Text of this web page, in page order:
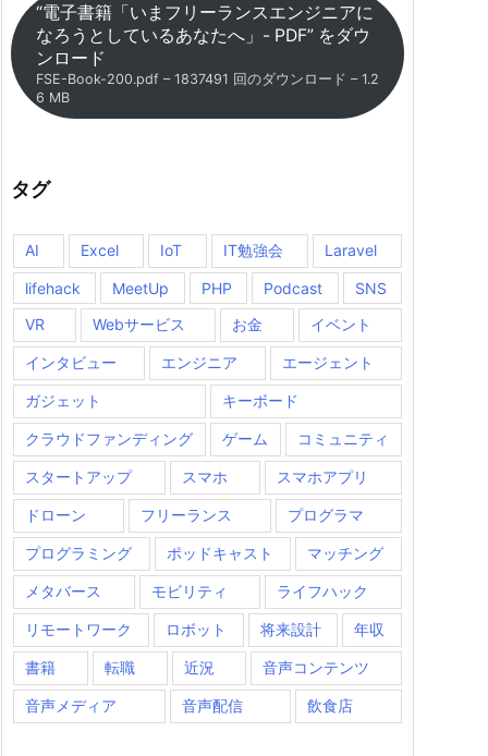
“電子書籍「いまフリーランスエンジニアに
なろうとしているあなたへ」- PDF” をダウ
ンロード
FSE-Book-200.pdf – 1837491 回のダウンロード – 1.2
6 MB
タグ
AI Excel IoT IT勉強会 Laravel
lifehack MeetUp PHP Podcast
SNS
VR
Webサービス お金 イベント
インタビュー エンジニア エージェント
ガジェット キーボード
クラウドファンディング ゲーム コミュニティ
スタートアップ スマホ スマホアプリ
ドローン フリーランス プログラマ
プログラミング ポッドキャスト マッチング
メタバース モビリティ ライフハック
リモートワーク ロボット 将来設計 年収
書籍 転職 近況 音声コンテンツ
音声メディア 音声配信 飲食店